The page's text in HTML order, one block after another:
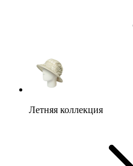
Летняя коллекция